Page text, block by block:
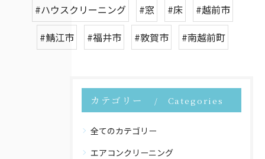
#ハウスクリーニング #窓 #床
#越前市
#鯖江市
#福井市 #敦賀市 #南越前町
カテゴリー Categories
全てのカテゴリー
エアコンクリーニング